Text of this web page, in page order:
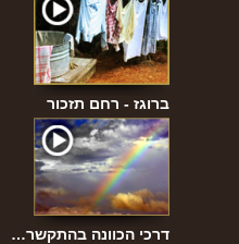
ברוגז - רחם תזכור
דרכי הכוונה בהתקשר…